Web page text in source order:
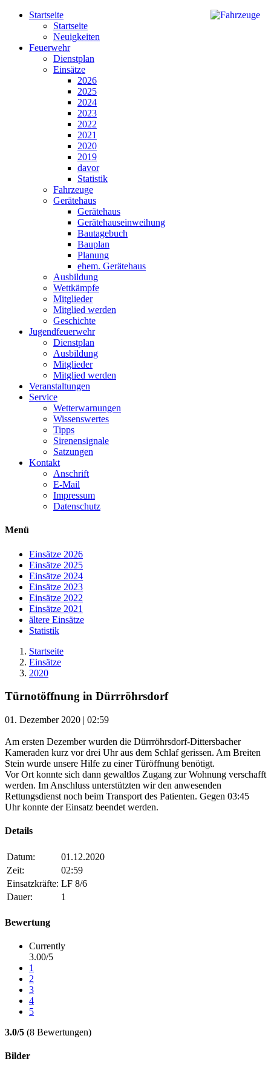
Startseite
Startseite
Neuigkeiten
Feuerwehr
Dienstplan
Einsätze
2026
2025
2024
2023
2022
2021
2020
2019
davor
Statistik
Fahrzeuge
Gerätehaus
Gerätehaus
Gerätehauseinweihung
Bautagebuch
Bauplan
Planung
ehem. Gerätehaus
Ausbildung
Wettkämpfe
Mitglieder
Mitglied werden
Geschichte
Jugendfeuerwehr
Dienstplan
Ausbildung
Mitglieder
Mitglied werden
Veranstaltungen
Service
Wetterwarnungen
Wissenswertes
Tipps
Sirenensignale
Satzungen
Kontakt
Anschrift
E-Mail
Impressum
Datenschutz
Menü
Einsätze 2026
Einsätze 2025
Einsätze 2024
Einsätze 2023
Einsätze 2022
Einsätze 2021
ältere Einsätze
Statistik
Startseite
Einsätze
2020
Türnotöffnung in Dürrröhrsdorf
01. Dezember 2020 | 02:59
Am ersten Dezember wurden die Dürrröhrsdorf-Dittersbacher
Kameraden kurz vor drei Uhr aus dem Schlaf gerissen. Am Breiten
Stein wurde unsere Hilfe zu einer Türöffnung benötigt.
Vor Ort konnte sich dann gewaltlos Zugang zur Wohnung verschafft
werden. Im Anschluss unterstützten wir den anwesenden
Rettungsdienst noch beim Transport des Patienten. Gegen 03:45
Uhr konnte der Einsatz beendet werden.
Details
Datum:
01.12.2020
Zeit:
02:59
Einsatzkräfte: LF 8/6
Dauer:
1
Bewertung
Currently
3.00/5
1
2
3
4
5
3.0/5 (8 Bewertungen)
Bilder